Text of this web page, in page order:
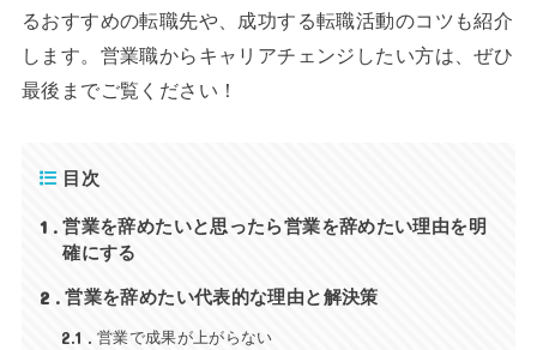
るおすすめの転職先や、成功する転職活動のコツも紹介
します。営業職からキャリアチェンジしたい方は、ぜひ
最後までご覧ください！
目次
1
営業を辞めたいと思ったら営業を辞めたい理由を明
確にする
2 営業を辞めたい代表的な理由と解決策
2.1 営業で成果が上がらない